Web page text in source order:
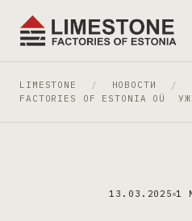
LIMESTONE / НОВОСТИ /
FACTORIES OF ESTONIA OÜ
13.03.2025 1